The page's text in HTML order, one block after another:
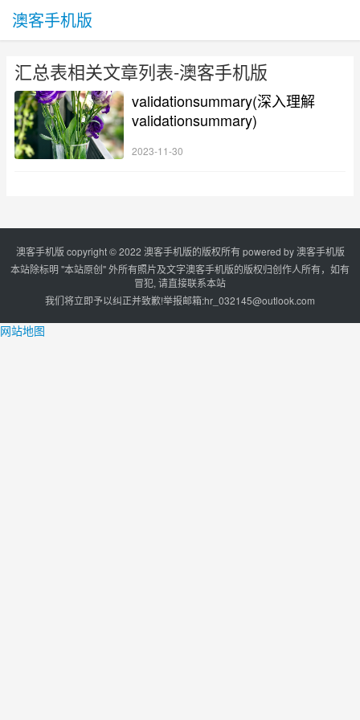
澳客手机版
汇总表相关文章列表-澳客手机版
validationsummary(深入理解
validationsummary)
2023-11-30
澳客手机版 copyright © 2022 澳客手机版的版权所有 powered by澳客手机版
本站除标明 "本站原创" 外所有照片及文字澳客手机版的版权归创作人所有，如有
冒犯, 请直接联系本站
我们将立即予以纠正并致歉!举报邮箱:hr_032145@outlook.com
网站地图